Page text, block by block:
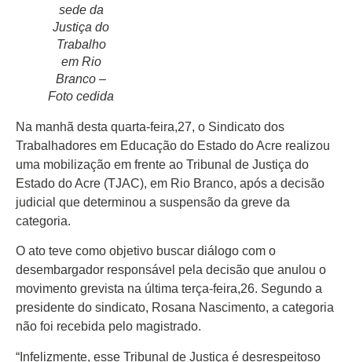
Início
Últimas
Notícias
Agenda
Cultural
Política
Economia
Atos Oficiais
Atualidades
Blogs e
Colunas
Especiais
sede da
Justiça do
Trabalho
em Rio
Branco –
Foto cedida
Na manhã desta quarta-feira,27, o Sindicato dos
Trabalhadores em Educação do Estado do Acre realizou
uma mobilização em frente ao Tribunal de Justiça do
Estado do Acre (TJAC), em Rio Branco, após a decisão
judicial que determinou a suspensão da greve da
categoria.
O ato teve como objetivo buscar diálogo com o
desembargador responsável pela decisão que anulou o
movimento grevista na última terça-feira,26. Segundo a
presidente do sindicato, Rosana Nascimento, a categoria
não foi recebida pelo magistrado.
“Infelizmente, esse Tribunal de Justiça é desrespeitoso